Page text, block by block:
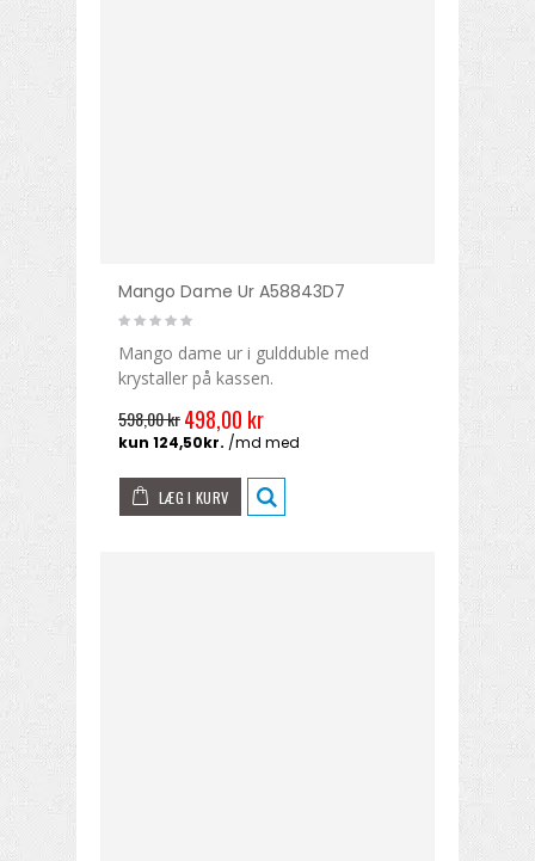
Mango Dame Ur A58843D7
Mango dame ur i guldduble med
krystaller på kassen.
598,00 kr498,00 kr
LÆG I KURV